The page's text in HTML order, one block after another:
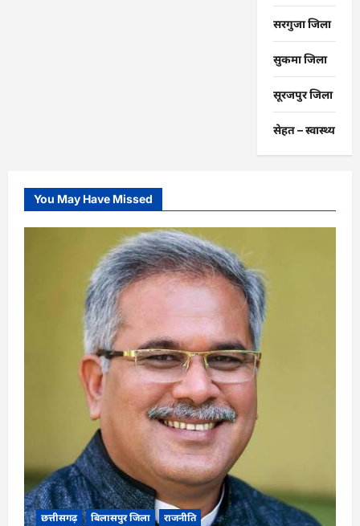
सरगुजा जिला
सुकमा जिला
सूरजपुर जिला
सेहत – स्‍वास्‍थ्‍य
You May Have Missed
छत्तीसगढ़ बिलासपुर जिला राजनीति